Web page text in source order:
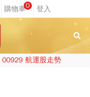
0
00929 航運股走勢